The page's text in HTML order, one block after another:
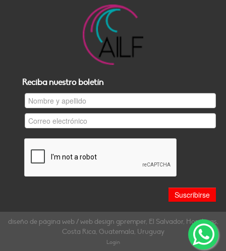
Reciba nuestro boletín
diseño de página web / web design gpremper, El Salvador, Honduras,
Costa Rica, Guatemala, Uruguay
Login